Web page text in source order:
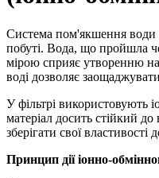
Система пом'якшення води
побуті. Вода, що пройшла
мірою сприяє утворенню
воді дозволяє
У фільтрі використовують
матеріал досить стійкий
зберігати свої властивості
Принцип дії іонно-